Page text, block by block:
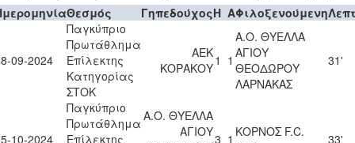
Θεσμός ΓηπεδούχοςH AΦιλοξενούμενη
09-2024
Παγκύπριο
Πρωτάθλημα
Επίλεκτης
Κατηγορίας
ΣΤΟΚ
ΑΕΚ
ΚΟΡΑΚΟΥ1 1
Α.Ο. ΘΥΕΛΛΑ
ΑΓΙΟΥ
ΘΕΟΔΩΡΟΥ
ΛΑΡΝΑΚΑΣ
31'
10-2024
Παγκύπριο
Πρωτάθλημα
Επίλεκτης
Α.Ο. ΘΥΕΛΛΑ
ΑΓΙΟΥ3 1 ΚΟΡΝΟΣ F.C.
33'